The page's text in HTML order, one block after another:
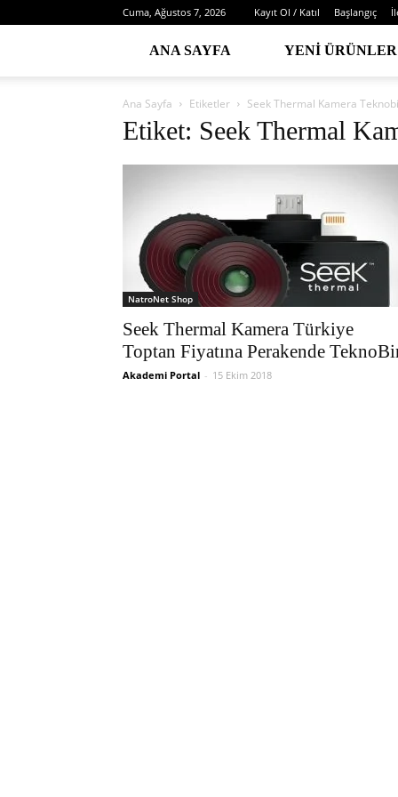
Cuma, Ağustos 7, 2026 Kayıt Ol / Katıl Başlangıç
ANA SAYFA YENI ÜRÜNLER
Ana Sayfa Etiketler Seek Thermal Kamera
Etiket: Seek Thermal
NatroNet Shop
Seek Thermal Kamera Türkiye
Toptan Fiyatına Perakende
Akademi Portal - 15 Ekim 2018